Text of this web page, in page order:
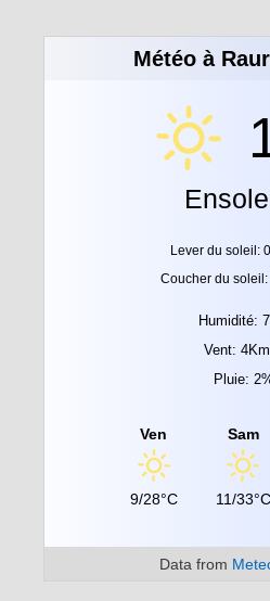
Météo à
Lever du soleil:
Coucher du soleil:
Humidité:
Vent:
Pluie:
Ven
9/28°C
Sam
11/33°C
Data from